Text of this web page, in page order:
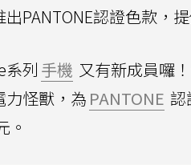
出PANTONE認證色款，
系列 手機 又有新成員囉
力怪獸，為 PANTONE
。